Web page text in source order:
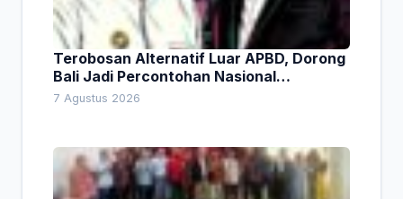
Terobosan Alternatif Luar APBD, Dorong
Bali Jadi Percontohan Nasional
Pembiayaan Daerah
7 Agustus 2026